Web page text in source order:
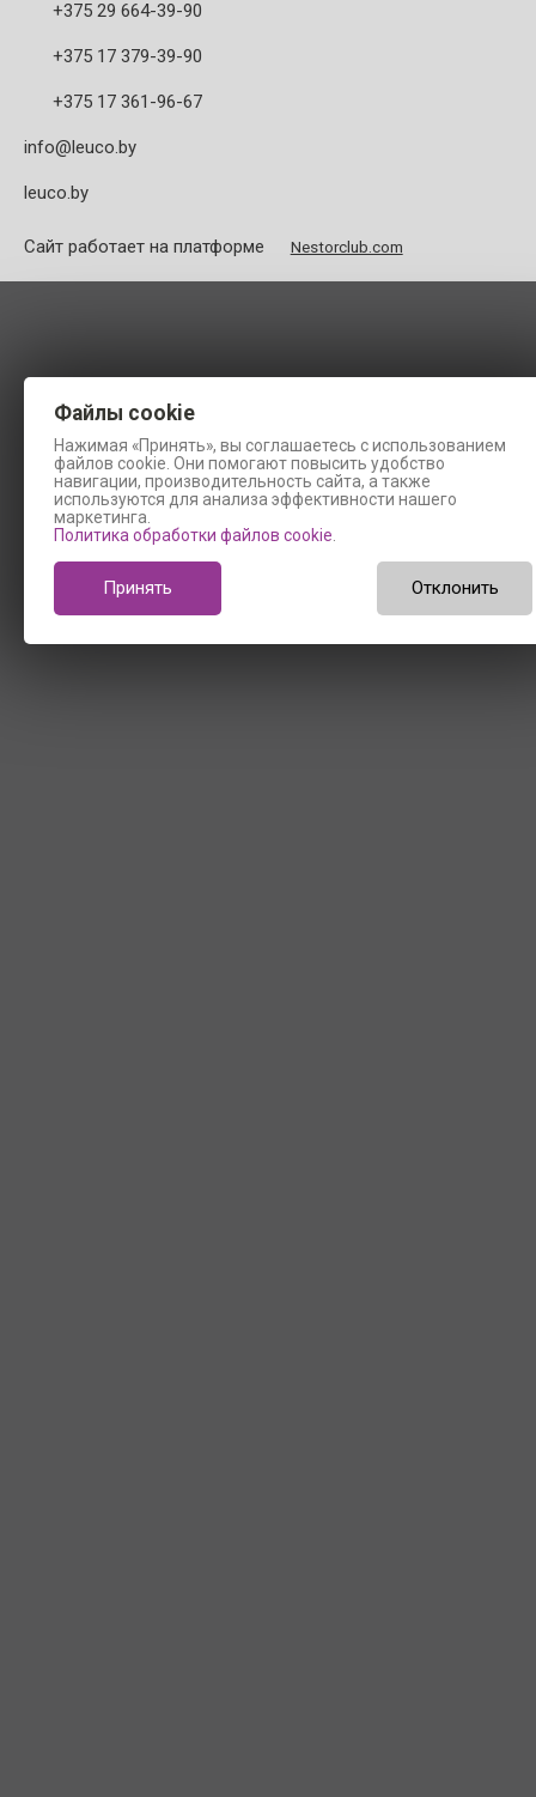
+375 29 664-39-90
+375 17 379-39-90
+375 17 361-96-67
info@leuco.by
leuco.by
Сайт работает на платформе Nestorclub.com
Файлы cookie
Нажимая «Принять», вы соглашаетесь с использованием
файлов cookie. Они помогают повысить удобство
навигации, производительность сайта, а также
используются для анализа эффективности нашего
маркетинга.
Политика обработки файлов cookie
Принять Отклонить